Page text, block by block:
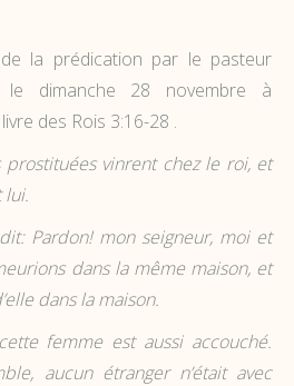
la prédication par le pasteur
le dimanche 28 novembre à
des Rois 3:16-28 .
vinrent chez le roi, et
lui.
Pardon! mon seigneur, moi et
dans la même maison, et
dans la maison.
femme est aussi accouché.
aucun étranger n’était avec